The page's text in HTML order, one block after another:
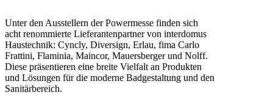
Unter den Ausstellern der Powermesse finden sich
acht renommierte Lieferantenpartner von interdomus
Haustechnik: Cyncly, Diversign, Erlau, fima Carlo
Frattini, Flaminia, Maincor, Mauersberger und Nolff.
Diese präsentieren eine breite Vielfalt an Produkten
und Lösungen für die moderne Badgestaltung und den
Sanitärbereich.